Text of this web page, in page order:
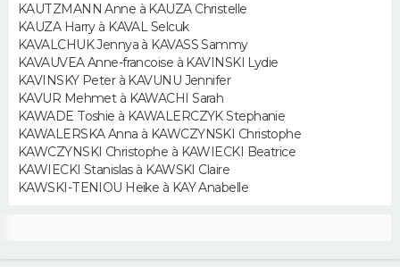
KAUTZMANN Anne à KAUZA Christelle
KAUZA Harry à KAVAL Selcuk
KAVALCHUK Jennya à KAVASS Sammy
KAVAUVEA Anne-francoise à KAVINSKI Lydie
KAVINSKY Peter à KAVUNU Jennifer
KAVUR Mehmet à KAWACHI Sarah
KAWADE Toshie à KAWALERCZYK Stephanie
KAWALERSKA Anna à KAWCZYNSKI Christophe
KAWCZYNSKI Christophe à KAWIECKI Beatrice
KAWIECKI Stanislas à KAWSKI Claire
KAWSKI-TENIOU Heike à KAY Anabelle